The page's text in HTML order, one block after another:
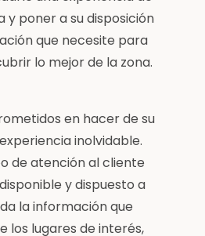
y poner a su disposición
que necesite para
lo mejor de la zona.
en hacer de su
inolvidable.
de atención al cliente
y dispuesto a
la información que
los lugares de interés,